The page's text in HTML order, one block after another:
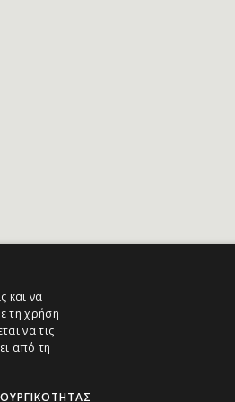
και να
τη χρήση
να τις
από τη